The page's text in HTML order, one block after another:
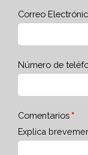
Correo
Número de
Comentarios
Explica